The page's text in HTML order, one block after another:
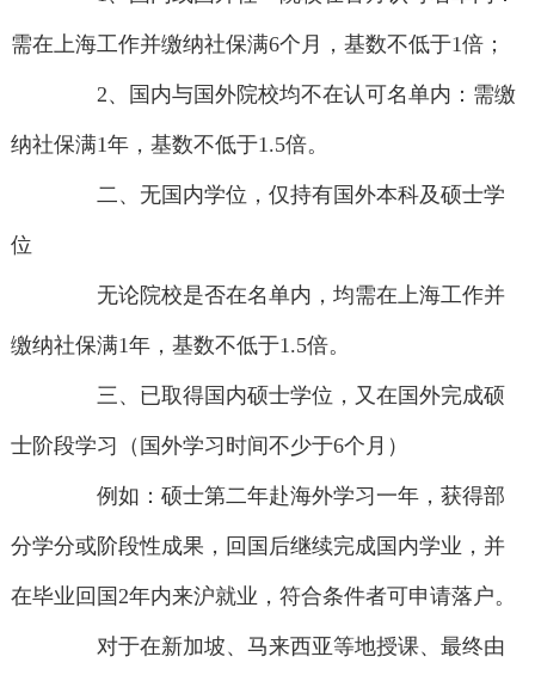
需在上海工作并缴纳社保满6个月，基数不低于1倍；
2、国内与国外院校均不在认可名单内：需缴
纳社保满1年，基数不低于1.5倍。
二、无国内学位，仅持有国外本科及硕士学
位
无论院校是否在名单内，均需在上海工作并
缴纳社保满1年，基数不低于1.5倍。
三、已取得国内硕士学位，又在国外完成硕
士阶段学习（国外学习时间不少于6个月）
例如：硕士第二年赴海外学习一年，获得部
分学分或阶段性成果，回国后继续完成国内学业，并
在毕业回国2年内来沪就业，符合条件者可申请落户。
对于在新加坡、马来西亚等地授课、最终由